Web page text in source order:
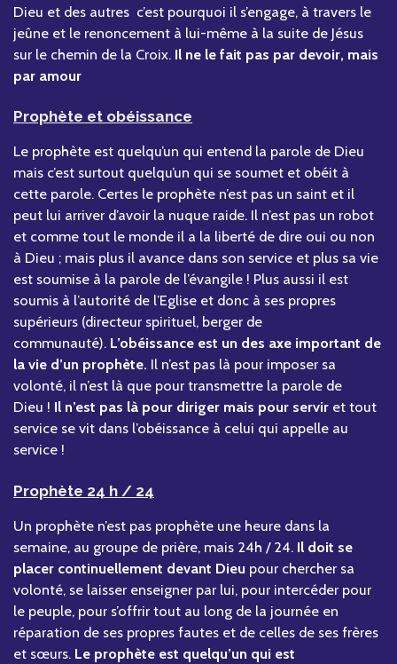
Dieu et des autres c’est pourquoi il s’engage, à travers le
jeûne et le renoncement à lui-même à la suite de Jésus
sur le chemin de la Croix. Il ne le fait pas par devoir, mais
par amour
Prophète et obéissance
Le prophète est quelqu’un qui entend la parole de Dieu
mais c’est surtout quelqu’un qui se soumet et obéit à
cette parole. Certes le prophète n’est pas un saint et il
peut lui arriver d’avoir la nuque raide. Il n’est pas un robot
et comme tout le monde il a la liberté de dire oui ou non
à Dieu ; mais plus il avance dans son service et plus sa vie
est soumise à la parole de l’évangile ! Plus aussi il est
soumis à l’autorité de l’Eglise et donc à ses propres
supérieurs (directeur spirituel, berger de
communauté). L’obéissance est un des axe important de
la vie d’un prophète. Il n’est pas là pour imposer sa
volonté, il n’est là que pour transmettre la parole de
Dieu ! Il n’est pas là pour diriger mais pour servir et tout
service se vit dans l’obéissance à celui qui appelle au
service !
Prophète 24 h / 24
Un prophète n’est pas prophète une heure dans la
semaine, au groupe de prière, mais 24h / 24. Il doit se
placer continuellement devant Dieu pour chercher sa
volonté, se laisser enseigner par lui, pour intercéder pour
le peuple, pour s’offrir tout au long de la journée en
réparation de ses propres fautes et de celles de ses frères
et sœurs. Le prophète est quelqu’un qui est